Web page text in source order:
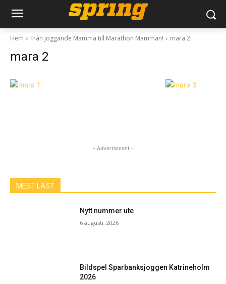
Hem Från joggande Mamma till Marathon Mamman! mara 2
mara 2
- Advertisment -
MEST LÄST
Nytt nummer ute
6 augusti, 2026
Bildspel Sparbanksjoggen Katrineholm
2026